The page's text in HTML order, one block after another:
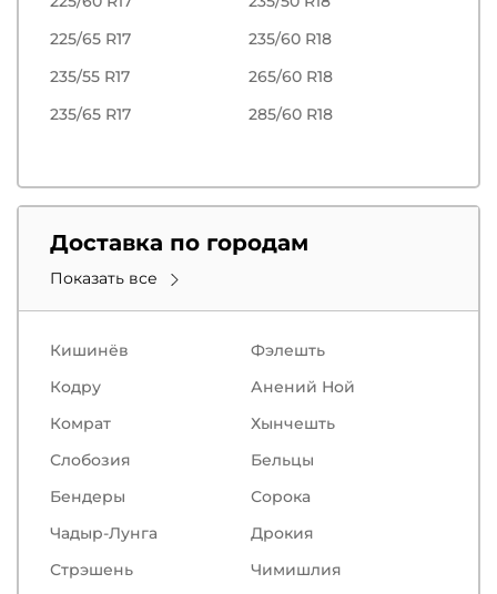
225/65 R17
235/55 R17
235/65 R17
235/60 R18
265/60 R18
285/60 R18
Доставка по городам
Показать все
Кишинёв
Фэлешть
Кодру
Анений Ной
Комрат
Хынчешть
Слобозия
Бельцы
Бендеры
Сорокa
Чадыр-Лунга
Дрокия
Стрэшень
Чимишлия